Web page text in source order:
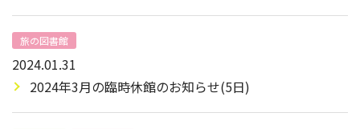
旅の図書館
2024.01.31
2024年3月の臨時休館のお知らせ(5日)